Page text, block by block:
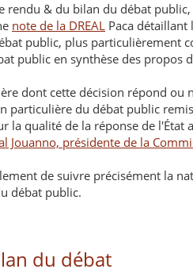
rendu & du bilan du débat public,
note de la DREAL Paca
public, plus
public en synthèse des propos
dont cette décision répond
particulière du débat public
la qualité de la réponse de
Jouanno, présidente de la
de suivre précisément la
débat public.
du débat